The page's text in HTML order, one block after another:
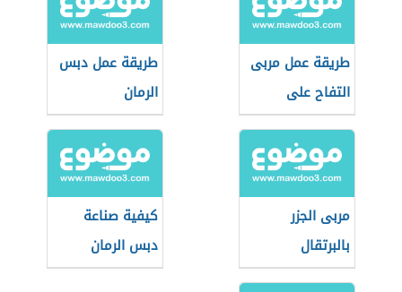
طريقة عمل مربى
التفاح على
الطريقة السورية
طريقة عمل دبس
الرمان
مربى الجزر
بالبرتقال
كيفية صناعة
دبس الرمان